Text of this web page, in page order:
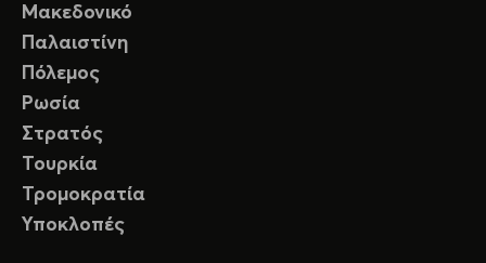
Μακεδονικό
Παλαιστίνη
Πόλεμος
Ρωσία
Στρατός
Τουρκία
Τρομοκρατία
Υποκλοπές